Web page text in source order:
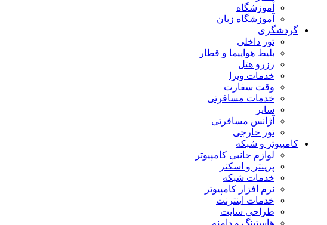
آموزشگاه
آموزشگاه زبان
گردشگری
تور داخلی
بلیط هواپیما و قطار
رزرو هتل
خدمات ویزا
وقت سفارت
خدمات مسافرتی
سایر
آژانس مسافرتی
تور خارجی
کامپیوتر و شبکه
لوازم جانبی کامپیوتر
پرینتر و اسکنر
خدمات شبکه
نرم افزار کامپیوتر
خدمات اینترنت
طراحی سایت